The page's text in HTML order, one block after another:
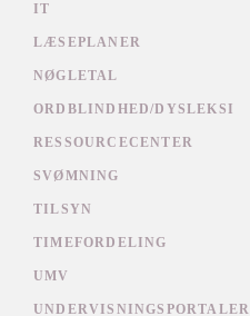
IT
LÆSEPLANER
NØGLETAL
ORDBLINDHED/DYSLEKSI
RESSOURCECENTER
SVØMNING
TILSYN
TIMEFORDELING
UMV
UNDERVISNINGSPORTALER